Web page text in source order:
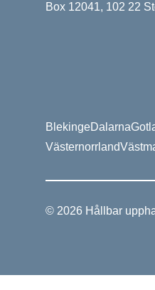
Box 12041, 102 22
BlekingeDalarna
Västernorrland
© 2026 Hållbar